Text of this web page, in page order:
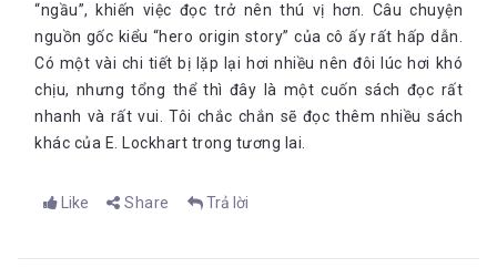
“ngầu”, khiến việc đọc trở nên thú vị hơn. Câu chuyện
nguồn gốc kiểu “hero origin story” của cô ấy rất hấp dẫn.
Có một vài chi tiết bị lặp lại hơi nhiều nên đôi lúc hơi khó
chịu, nhưng tổng thể thì đây là một cuốn sách đọc rất
nhanh và rất vui. Tôi chắc chắn sẽ đọc thêm nhiều sách
khác của E. Lockhart trong tương lai.
Like Share Trả lời